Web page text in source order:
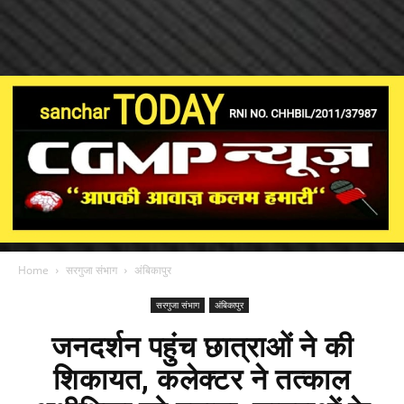
Home सरगुजा संभाग अंबिकापुर
सरगुजा संभाग अंबिकापुर
जनदर्शन पहुंच छात्राओं ने की
शिकायत, कलेक्टर ने तत्काल